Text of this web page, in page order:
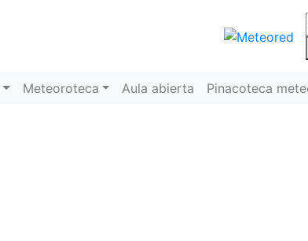
Meteoroteca Aula abierta Pinacoteca